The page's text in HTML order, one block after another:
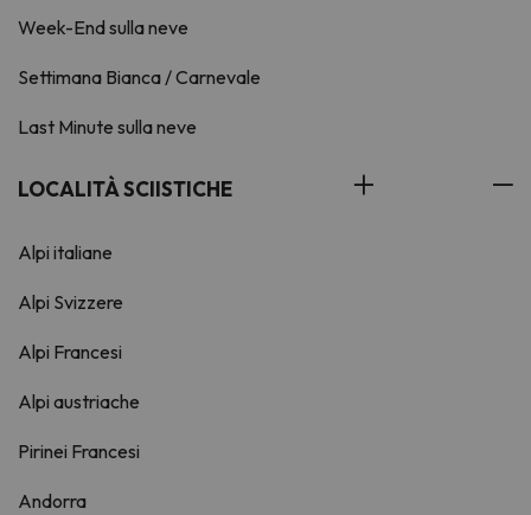
Week-End sulla neve
Settimana Bianca / Carnevale
Last Minute sulla neve
LOCALITÀ SCIISTICHE
Alpi italiane
Alpi Svizzere
Alpi Francesi
Alpi austriache
Pirinei Francesi
Andorra